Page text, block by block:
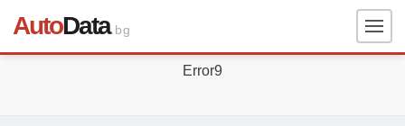
AutoData.bg
Error9